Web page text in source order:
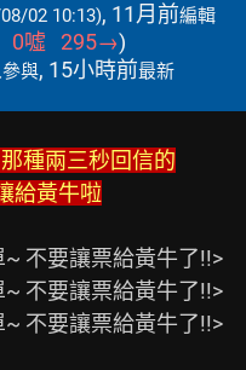
02 10:13), 11月前編輯
0噓 295→)
參與, 15小時前最新
種兩三秒回信的
給黃牛啦
不要讓票給黃牛了!!>
不要讓票給黃牛了!!>
不要讓票給黃牛了!!>